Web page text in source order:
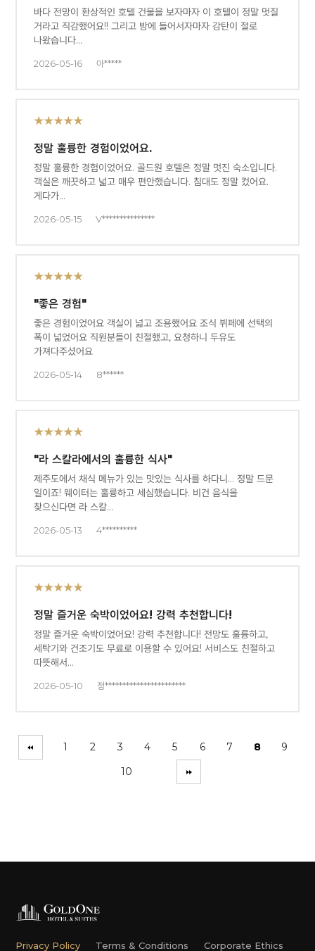
바다 전망이 환상적인 호텔 건물을 보자마자 이 호텔이 정말 멋질
거라고 직감했어요!! 그리고 방에 들어서자마자 감탄이 절로
나왔습니다…
2026-05-16 아*****
★★★★★
정말 훌륭한 경험이었어요.
정말 훌륭한 경험이었어요. 골드원 호텔은 정말 멋진 숙소입니다.
객실은 깨끗하고 넓고 매우 편안했습니다. 침대도 정말 컸어요.
게다가…
2026-05-15 V***************
★★★★★
"좋은 경험"
좋은 경험이었어요 객실이 넓고 조용했어요 조식 뷔페에 선택의
폭이 넓었어요 직원분들이 친절했고, 요청하니 두유도
가져다주셨어요
2026-05-14 8******
★★★★★
"라 스칼라에서의 훌륭한 식사"
제주도에서 채식 메뉴가 있는 맛있는 식사를 하다니… 정말 드문
일이죠! 웨이터는 훌륭하고 세심했습니다. 비건 음식을
찾으신다면 라 스칼…
2026-05-13 4**********
★★★★★
정말 즐거운 숙박이었어요! 강력 추천합니다!
정말 즐거운 숙박이었어요! 강력 추천합니다! 전망도 훌륭하고,
세탁기와 건조기도 무료로 이용할 수 있어요! 서비스도 친절하고
따뜻해서…
2026-05-10 정***********************
1 2 3 4 5 6 7 8
9
10
Privacy Policy Terms & Conditions Corporate Ethics